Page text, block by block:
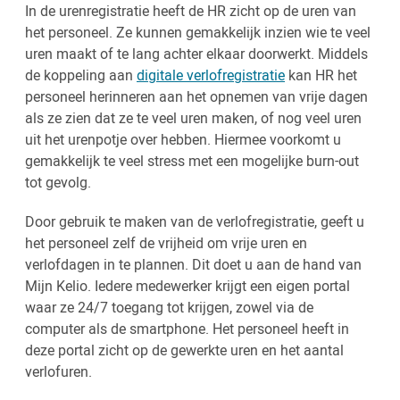
In de urenregistratie heeft de HR zicht op de uren van
het personeel. Ze kunnen gemakkelijk inzien wie te veel
uren maakt of te lang achter elkaar doorwerkt. Middels
de koppeling aan digitale verlofregistratie kan HR het
personeel herinneren aan het opnemen van vrije dagen
als ze zien dat ze te veel uren maken, of nog veel uren
uit het urenpotje over hebben. Hiermee voorkomt u
gemakkelijk te veel stress met een mogelijke burn-out
tot gevolg.
Door gebruik te maken van de verlofregistratie, geeft u
het personeel zelf de vrijheid om vrije uren en
verlofdagen in te plannen. Dit doet u aan de hand van
Mijn Kelio. Iedere medewerker krijgt een eigen portal
waar ze 24/7 toegang tot krijgen, zowel via de
computer als de smartphone. Het personeel heeft in
deze portal zicht op de gewerkte uren en het aantal
verlofuren.